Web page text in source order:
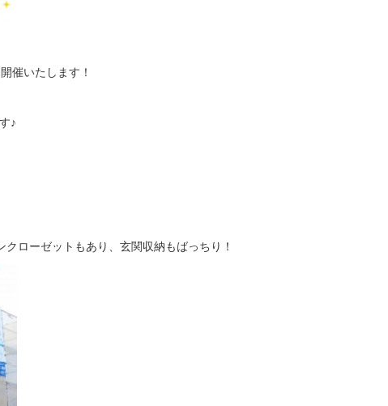
催いたします！
♪
ローゼットもあり、玄関収納もばっちり！